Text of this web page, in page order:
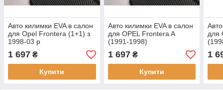
Авто килимки EVA в салон
для Opel Frontera (1+1) з
1998-03 р
1 697 ₴
Купити
Авто килимки EVA в салон
для OPEL Frontera A
(1991-1998)
1 697₴
Купити
для
1